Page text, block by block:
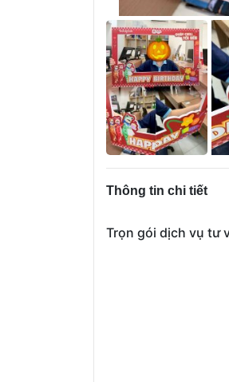
Thông tin chi tiết
Trọn gói dịch vụ tư